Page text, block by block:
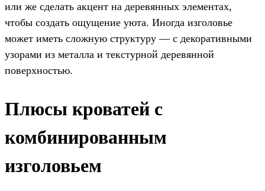
или же сделать акцент на деревянных элементах,
чтобы создать ощущение уюта. Иногда изголовье
может иметь сложную структуру — с декоративными
узорами из металла и текстурной деревянной
поверхностью.
Плюсы кроватей с
комбинированным
изголовьем